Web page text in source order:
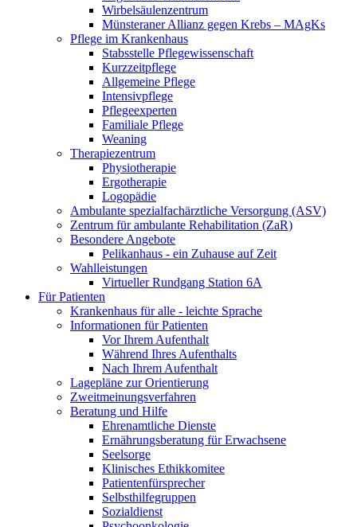
Wirbelsäulenzentrum
Münsteraner Allianz gegen Krebs – MAgKs
Pflege im Krankenhaus
Stabsstelle Pflegewissenschaft
Kurzzeitpflege
Allgemeine Pflege
Intensivpflege
Pflegeexperten
Familiale Pflege
Weaning
Therapiezentrum
Physiotherapie
Ergotherapie
Logopädie
Ambulante spezialfachärztliche Versorgung (ASV)
Zentrum für ambulante Rehabilitation (ZaR)
Besondere Angebote
Pelikanhaus - ein Zuhause auf Zeit
Wahlleistungen
Virtueller Rundgang Station 6A
Für Patienten
Krankenhaus für alle - leichte Sprache
Informationen für Patienten
Vor Ihrem Aufenthalt
Während Ihres Aufenthalts
Nach Ihrem Aufenthalt
Lagepläne zur Orientierung
Zweitmeinungsverfahren
Beratung und Hilfe
Ehrenamtliche Dienste
Ernährungsberatung für Erwachsene
Seelsorge
Klinisches Ethikkomitee
Patientenfürsprecher
Selbsthilfegruppen
Sozialdienst